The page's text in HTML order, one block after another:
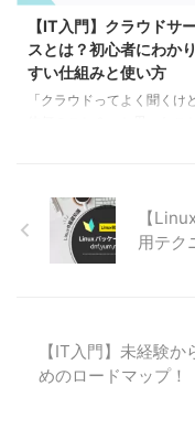
身近なデバイスには必ずOS
っています。 本記事では、
心者向けに 「OSとは何か
「どんな種類があるのか？
うやって選べばいいのか？
【IT入門】クラウドサ
スとは？初心者にわか
すい仕組みと使い方
「クラウドってよく聞くけ
からでもアクセスできる仕
のことです。例えば、スマ
真を自動で保存するGoogle
うと、データをパソコンや
の中だけに保存せず、イン
ット上で管理できるので「
【
用テク
【IT入門】未経験
めのロードマップ！